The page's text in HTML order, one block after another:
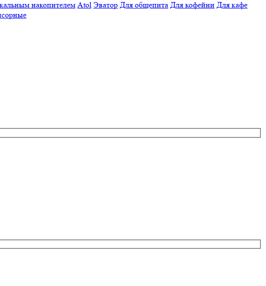
накопителем Atol Эватор Для общепита Для кофейни Для кафе